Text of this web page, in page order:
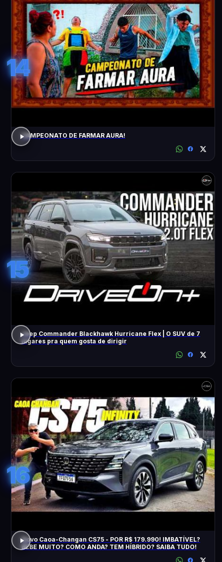
14
CAMPEONATO DE FARMAR AURA!
15
Jeep Commander Blackhawk Hurricane Flex | O SUV de 7
lugares pra quem gosta de dirigir
16
Novo Caoa-Changan CS75 - POR R$ 179.990! IMBATÍVEL?
BEBE MUITO? COMO ANDA? TEM HÍBRIDO? SAIBA TUDO!